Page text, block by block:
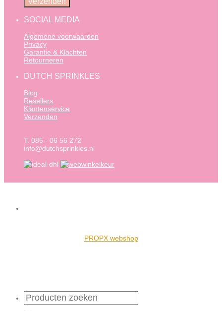
SOCIAL MEDIA
Algemene voorwaarden
Privacy
Garantie & Klachten
Retourneren
DUTCH SPRINKLES
Blog
Resellers
Klantenservice
Verzenden
T. 085 - 06 56 272
info@dutchsprinkles.nl
PROPX webshop